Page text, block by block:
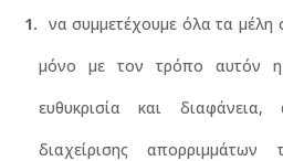
να συμμετέχουμε όλα τα μέλη
μόνο με τον τρόπο αυτόν η
ευθυκρισία και
διαχείρισης